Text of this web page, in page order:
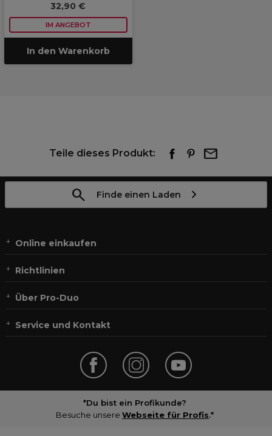
32,90 €
IM ANGEBOT
In den Warenkorb
Teile dieses Produkt:
Finde einen Laden
Online einkaufen
Richtlinien
Über Pro-Duo
Service und Kontakt
*Du bist ein Profikunde?
Besuche unsere Webseite für Profis.*